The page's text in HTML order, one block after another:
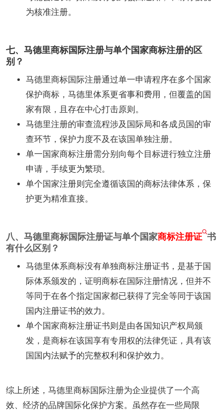
为核准注册。
七、马德里商标国际注册与单个国家商标注册的区
别？
马德里商标国际注册通过单一申请程序在多个国家
保护商标，马德里体系更省事和费用，但覆盖的国
家有限，且存在中心打击原则。
马德里注册的审查流程涉及国际局和各成员国的审
查环节，保护力度不及在该国单独注册。
单一国家商标注册需分别向每个目标进行独立注册
申请，手续更为繁琐。
单个国家注册则完全遵循该国的商标法律体系，保
护更为精准直接。
八、马德里商标国际注册证与单个国家商标注册证 书
有什么区别？
马德里体系商标没有单独商标注册证书，是基于国
际体系颁发的，证明商标在国际注册情况，但并不
等同于在各个指定国家都已获得了完全等同于该国
国内注册证书的效力。
单个国家商标注册证书则是由各国知识产权局颁
发，是商标在该国享有专用权的法律凭证，具有该
国国内法赋予的完整权利和保护效力。
综上所述，马德里商标国际注册为企业提供了一个高
效、经济的品牌国际化保护方案。虽然存在一些局限